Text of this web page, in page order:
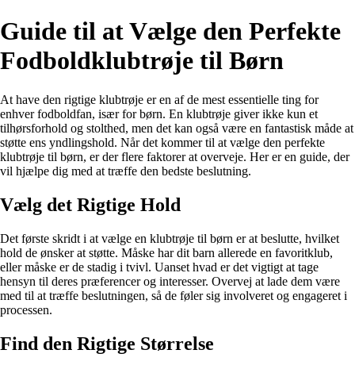
Guide til at Vælge den Perfekte
Fodboldklubtrøje til Børn
At have den rigtige klubtrøje er en af de mest essentielle ting for
enhver fodboldfan, især for børn. En klubtrøje giver ikke kun et
tilhørsforhold og stolthed, men det kan også være en fantastisk måde at
støtte ens yndlingshold. Når det kommer til at vælge den perfekte
klubtrøje til børn, er der flere faktorer at overveje. Her er en guide, der
vil hjælpe dig med at træffe den bedste beslutning.
Vælg det Rigtige Hold
Det første skridt i at vælge en klubtrøje til børn er at beslutte, hvilket
hold de ønsker at støtte. Måske har dit barn allerede en favoritklub,
eller måske er de stadig i tvivl. Uanset hvad er det vigtigt at tage
hensyn til deres præferencer og interesser. Overvej at lade dem være
med til at træffe beslutningen, så de føler sig involveret og engageret i
processen.
Find den Rigtige Størrelse